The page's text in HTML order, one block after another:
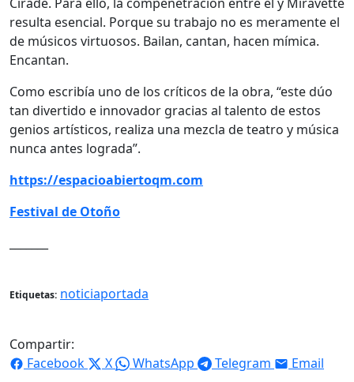
resulta esencial. Porque su trabajo no es meramente el
de músicos virtuosos. Bailan, cantan, hacen mímica.
Encantan.
Como escribía uno de los críticos de la obra, “este dúo
tan divertido e innovador gracias al talento de estos
genios artísticos, realiza una mezcla de teatro y música
nunca antes lograda”.
https://espacioabiertoqm.com
Festival de Otoño
Etiquetas: noticiaportada
Compartir:
Facebook
X WhatsApp Telegram Email